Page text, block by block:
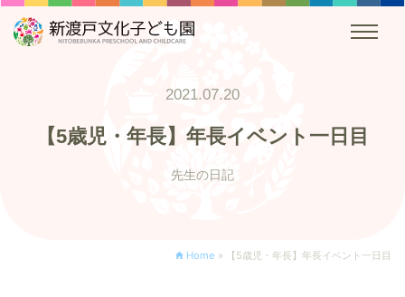
2021.07.20
【5歳児・年長】年長イベント一日目
先生の日記
Home » 【5歳児・年長】年長イベント一日目